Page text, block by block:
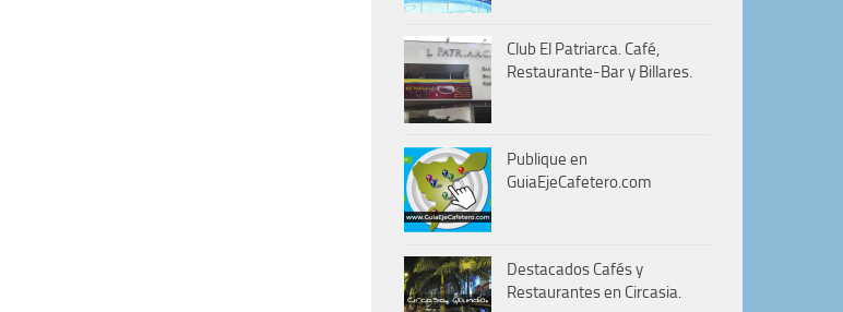
Club El Patriarca. Café,
Restaurante-Bar y Billares.
Publique en
GuiaEjeCafetero.com
Destacados Cafés y
Restaurantes en Circasia.